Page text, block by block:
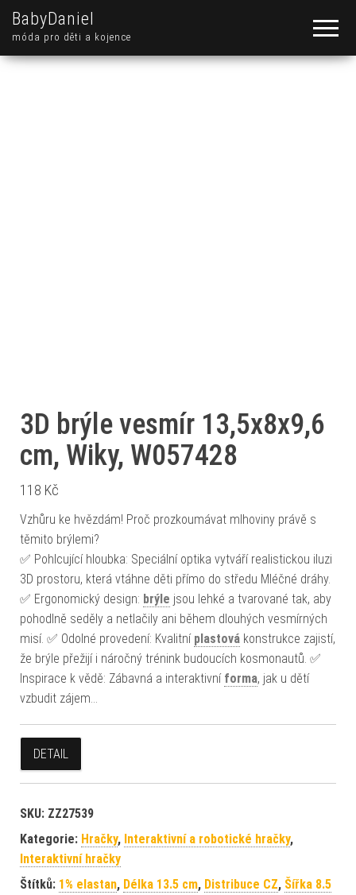
BabyDaniel
móda pro děti a kojence
3D brýle vesmír 13,5x8x9,6
cm, Wiky, W057428
118 Kč
Vzhůru ke hvězdám! Proč prozkoumávat mlhoviny právě s
těmito brýlemi?
✅ Pohlcující hloubka: Speciální optika vytváří realistickou iluzi
3D prostoru, která vtáhne děti přímo do středu Mléčné dráhy.
✅ Ergonomický design: brýle jsou lehké a tvarované tak, aby
pohodlně seděly a netlačily ani během dlouhých vesmírných
misí. ✅ Odolné provedení: Kvalitní plastová konstrukce zajistí,
že brýle přežijí i náročný trénink budoucích kosmonautů. ✅
Inspirace k vědě: Zábavná a interaktivní forma, jak u dětí
vzbudit zájem…
DETAIL
SKU: ZZ27539
Kategorie: Hračky, Interaktivní a robotické hračky,
Interaktivní hračky
Štítků: 1% elastan, Délka 13.5 cm, Distribuce CZ, Šířka 8.5